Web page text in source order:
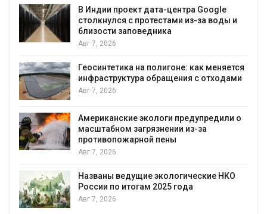
В Индии проект дата-центра Google
столкнулся с протестами из-за воды и
близости заповедника
Авг 7, 2026
Геосинтетика на полигоне: как меняется
инфраструктура обращения с отходами
Авг 7, 2026
Американские экологи предупредили о
масштабном загрязнении из-за
противопожарной пены
Авг 7, 2026
Названы ведущие экологические НКО
России по итогам 2025 года
Авг 7, 2026